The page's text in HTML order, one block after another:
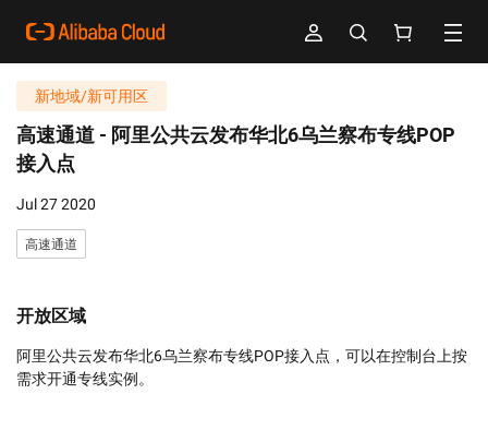
新地域/新可用区
高速通道 - 阿里公共云发布华北6乌兰察布专线POP
接入点
Jul 27 2020
高速通道
开放区域
阿里公共云发布华北6乌兰察布专线POP接入点，可以在控制台上按
需求开通专线实例。